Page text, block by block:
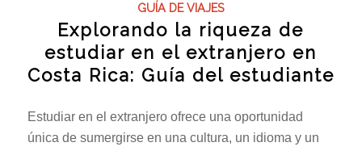
GUÍA DE VIAJES
Explorando la riqueza de
estudiar en el extranjero en
Costa Rica: Guía del estudiante
Estudiar en el extranjero ofrece una oportunidad
única de sumergirse en una cultura, un idioma y un